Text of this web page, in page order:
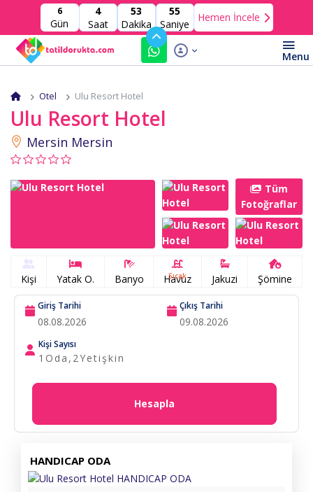
6
Gün
4
Saat
53
Dakika
54
Saniye
Hemen İncele
Otel Ulu Resort Hotel
Ulu Resort Hotel
Mersin Mersin
Tüm
Fotoğraflar
Kişi Yatak O. Banyo Sıcak
Havuz Jakuzi Şömine
Giriş Tarihi Çıkış Tarihi
Kişi Sayısı
1 Oda, 2Yetişkin
Hesapla
HANDICAP ODA